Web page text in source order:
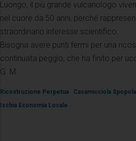
Luongo, il più grande vulcanologo
nel cuore da 50 anni, perché
straordinario interesse scientifico.
Bisogna avere punti fermi per una
continuata peggio, che ha finito per
G. M.
Ricostruzione Perpetua
Casamicciola
Ischia Economia Locale